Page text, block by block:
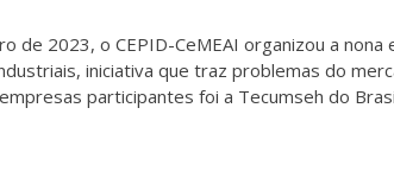
de 2023, o CEPID-CeMEAI organizou a nona
iniciativa que traz problemas do
participantes foi a Tecumseh do